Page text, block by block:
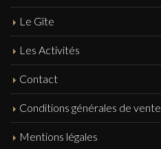
Le Gîte
Les Activités
Contact
Conditions générales de vente
Mentions légales